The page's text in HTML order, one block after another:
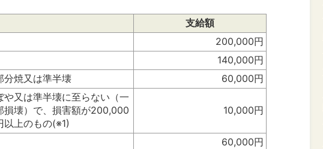
支給額
200,000円
140,000円
分焼又は準半壊
60,000円
や又は準半壊に至らない（一
損壊）で、損害額が200,000
以上のもの(※1)
10,000円
60,000円